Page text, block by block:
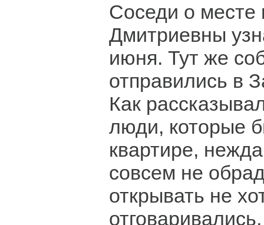
Соседи о
Дмитриевны
июня. Тут же
отправились в
Как
люди, которые
квартире,
совсем не
открывать не